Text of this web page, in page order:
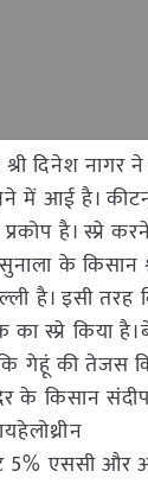
दिनेश नागर
में आई है।
है। स्प्रे
के
है। इसी तरह
का स्प्रे
गेहूं की तेजस
के किसान
5% एससी